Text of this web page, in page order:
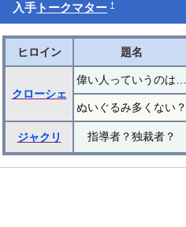
入手 トークマター †
ヒロイン 題名
クローシェ
偉い人っていうのは…
ぬいぐるみ多くない？
ジャクリ 指導者？独裁者？